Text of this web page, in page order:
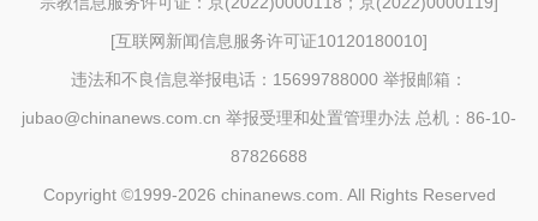
[互联网新闻信息服务许可证10120180010]
违法和不良信息举报电话：15699788000 举报邮箱：
jubao@chinanews.com.cn 举报受理和处置管理办法 总机：86-10-
87826688
Copyright ©1999-2026 chinanews.com. All Rights Reserved